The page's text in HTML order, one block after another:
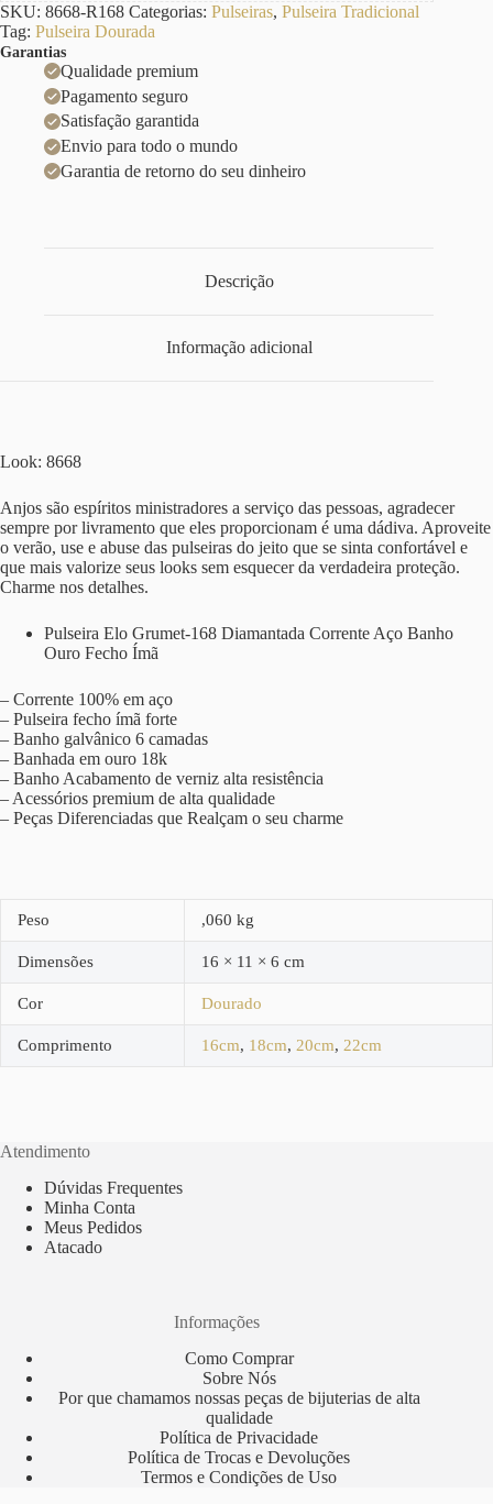
SKU: 8668-R168 Categorias: Pulseiras, Pulseira Tradicional
Tag: Pulseira Dourada
Garantias
Qualidade premium
Pagamento seguro
Satisfação garantida
Envio para todo o mundo
Garantia de retorno do seu dinheiro
Descrição
Informação adicional
Look: 8668
Anjos são espíritos ministradores a serviço das pessoas, agradecer
sempre por livramento que eles proporcionam é uma dádiva. Aproveite
o verão, use e abuse das pulseiras do jeito que se sinta confortável e
que mais valorize seus looks sem esquecer da verdadeira proteção.
Charme nos detalhes.
Pulseira Elo Grumet-168 Diamantada Corrente Aço Banho
Ouro Fecho Ímã
– Corrente 100% em aço
– Pulseira fecho ímã forte
– Banho galvânico 6 camadas
– Banhada em ouro 18k
– Banho Acabamento de verniz alta resistência
– Acessórios premium de alta qualidade
– Peças Diferenciadas que Realçam o seu charme
Peso ,060 kg
Dimensões 16 × 11 × 6 cm
Cor Dourado
Comprimento 16cm, 18cm, 20cm, 22cm
Atendimento
Dúvidas Frequentes
Minha Conta
Meus Pedidos
Atacado
Informações
Como Comprar
Sobre Nós
Por que chamamos nossas peças de bijuterias de alta
qualidade
Política de Privacidade
Política de Trocas e Devoluções
Termos e Condições de Uso